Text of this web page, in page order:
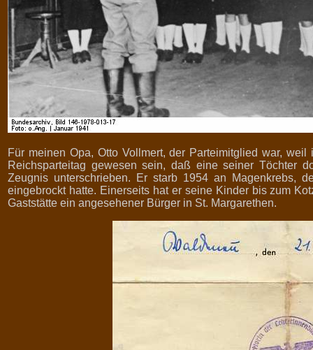
Für meinen Opa, Otto Vollmert, der Parteimitglied war,
Reichsparteitag gewesen sein, daß eine seiner Töchter
Zeugnis unterschrieben. Er starb 1954 an Magenkrebs,
eingebrockt hatte. Einerseits hat er seine Kinder bis zum
Gaststätte ein angesehener Bürger in St. Margarethen.